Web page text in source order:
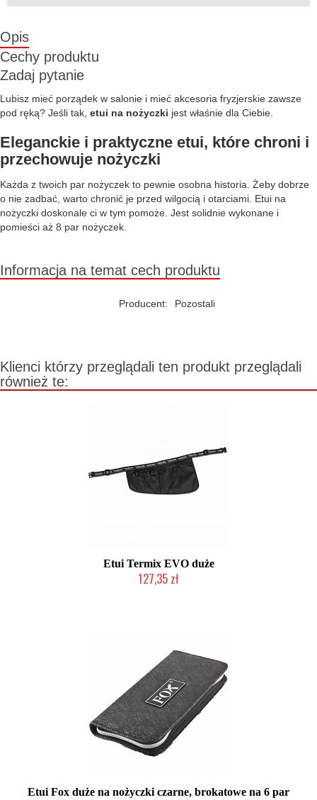
Opis
Cechy produktu
Zadaj pytanie
Lubisz mieć porządek w salonie i mieć akcesoria fryzjerskie zawsze
pod ręką? Jeśli tak, etui na nożyczki jest właśnie dla Ciebie.
Eleganckie i praktyczne etui, które chroni i
przechowuje nożyczki
Każda z twoich par nożyczek to pewnie osobna historia. Żeby dobrze
o nie zadbać, warto chronić je przed wilgocią i otarciami. Etui na
nożyczki doskonale ci w tym pomoże. Jest solidnie wykonane i
pomieści aż 8 par nożyczek.
Informacja na temat cech produktu
Producent: Pozostali
Klienci którzy przeglądali ten produkt przeglądali
również te:
Etui Termix EVO duże
127,35 zł
Etui Fox duże na nożyczki czarne, brokatowe na 6 par